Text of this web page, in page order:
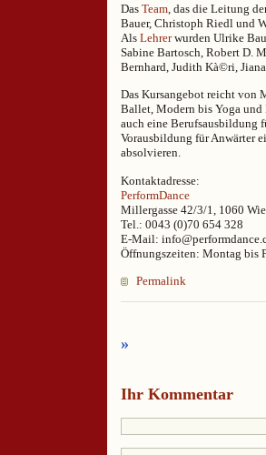
Das Team , das die Leitung
Bauer, Christoph Riedl und
Als Lehrerwurden Ulrike
Sabine Bartosch, Robert D.
Bernhard, Judith Kà©ri,
Das Kursangebot reicht von
Ballet, Modern bis Yoga und
auch eine Berufsausbildung
Vorausbildung für Anwärter
absolvieren.
Kontaktadresse:
PerformDance
Millergasse 42/3/1, 1060
Tel.: 0043 (0)70 654 328
E-Mail:
Öffnungszeiten: Montag bis
Permalink
»
Ihr Kommentar